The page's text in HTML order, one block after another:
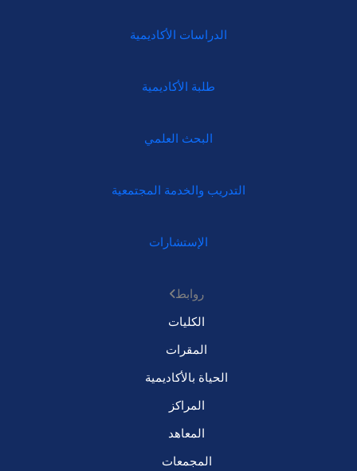
الدراسات الأكاديمية
طلبة الأكاديمية
البحث العلمي
التدريب والخدمة المجتمعية
الإستشارات
روابط
الكليات
المقرات
الحياة بالأكاديمية
المراكز
المعاهد
المجمعات